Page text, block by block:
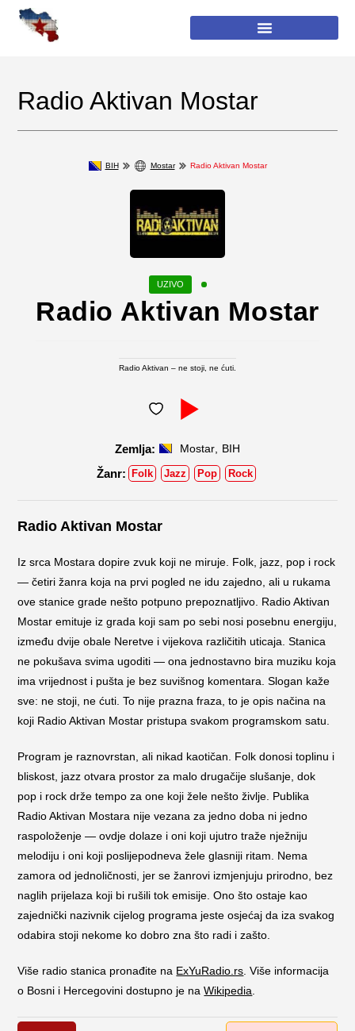
Radio Aktivan Mostar
BIH Mostar Radio Aktivan Mostar
Radio Aktivan Mostar
Radio Aktivan – ne stoji, ne ćuti.
Mostar BIH
Folk Jazz Pop Rock
Radio Aktivan Mostar
Iz srca Mostara dopire zvuk koji ne miruje. Folk, jazz, pop i rock
— četiri žanra koja na prvi pogled ne idu zajedno, ali u rukama
ove stanice grade nešto potpuno prepoznatljivo. Radio Aktivan
Mostar emituje iz grada koji sam po sebi nosi posebnu energiju,
između dvije obale Neretve i vijekova različitih uticaja. Stanica
ne pokušava svima ugoditi — ona jednostavno bira muziku koja
ima vrijednost i pušta je bez suvišnog komentara. Slogan kaže
sve: ne stoji, ne ćuti. To nije prazna fraza, to je opis načina na
koji Radio Aktivan Mostar pristupa svakom programskom satu.
Program je raznovrstan, ali nikad kaotičan. Folk donosi toplinu i
bliskost, jazz otvara prostor za malo drugačije slušanje, dok
pop i rock drže tempo za one koji žele nešto življe. Publika
Radio Aktivan Mostara nije vezana za jedno doba ni jedno
raspoloženje — ovdje dolaze i oni koji ujutro traže nježniju
melodiju i oni koji poslijepodneva žele glasniji ritam. Nema
zamora od jednoličnosti, jer se žanrovi izmjenjuju prirodno, bez
naglih prijelaza koji bi rušili tok emisije. Ono što ostaje kao
zajednički nazivnik cijelog programa jeste osjećaj da iza svakog
odabira stoji nekome ko dobro zna što radi i zašto.
Više radio stanica pronađite na ExYuRadio.rs . Više informacija
o Bosni i Hercegovini dostupno je naWikipedia